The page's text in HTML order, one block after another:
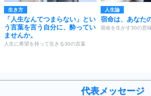
生き方
「人生なんてつまらない」とい
う言葉を言う自分に、酔ってい
ませんか。
人生に希望を持って生きる30の言葉
人生論
宿命は、あなた
宿命を生かす30の意
代表メッセージ